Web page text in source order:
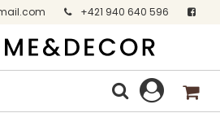
+421 940 640 596
Facebook